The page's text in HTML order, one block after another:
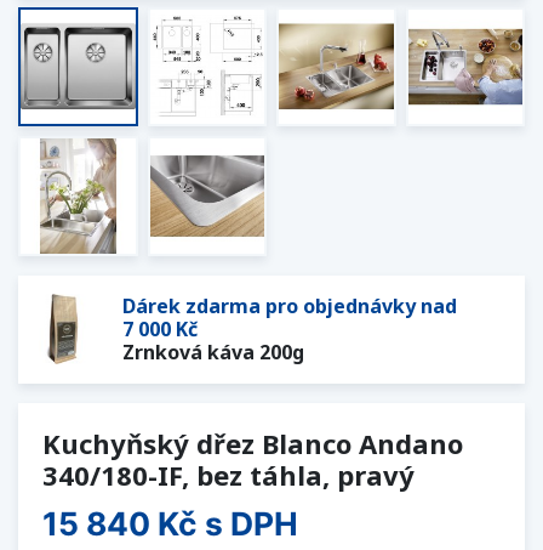
Dárek zdarma pro objednávky nad
7 000 Kč
Zrnková káva 200g
Kuchyňský dřez Blanco Andano
340/180-IF, bez táhla, pravý
15 840 Kč s DPH